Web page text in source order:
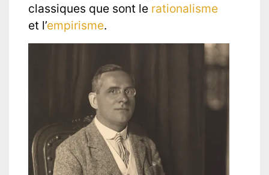
classiques que sont le rationalisme
et l’empirisme.